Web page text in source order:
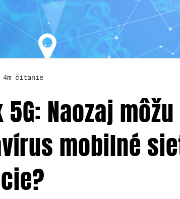
4m čítanie
Naozaj môžu
mobilné